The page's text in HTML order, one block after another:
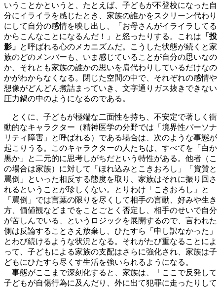
いうことかというと、たとえば、子どもが不登校になった自
分にイライラを感じたとき、家族の誰かをスクリーン代わり
にして自分の感情を映し出し、「お母さんがイライラしてる
からこんなことになるんだ！」と怒ったりする。これは 「投
影」 と呼ばれる心のメカニズムだ。こうした状態が続くと家
族のどのメンバーも、いま感じていることが自分の思いなの
か、それとも家族の誰かの思いを肩代わりしているだけなの
かがわからなくなる。閉じた空間の中で、それぞれの感情や
想像がどんどん煮詰まっていき、文字通りガス抜きできない
圧力鍋の中のようになるのである。
とくに、子どもが極端な二面性を持ち、不安定で著しく衝
動的なキャラクター（精神医学の分野では「境界性パーソナ
リティ障害」と呼ばれる）である場合は、次のような事態が
起こりうる。このキャラクターの人たちは、すべてを「白か
黒か」と二元的に思考しがちだという特性がある。他者（こ
の場合は家族）に対して「ほれ込みとこきおろし」「賞賛と
罵倒」といった相反する態度を取り、家族はそれに振り回さ
れるということが珍しくない。とりわけ「こきおろし」と
「罵倒」では言葉の限りを尽くして相手の言動、好みや生き
方、価値観などまでをことごとく否定し、相手のせいで自分
が苦しんでいる、というロジックを展開するので、言われた
側は反論することさえ放棄し、ひたすら「申し訳なかった」
とわび続けるような状況となる。それがたび重なることによ
って、子どもによる家族の支配はさらに強化され、家族は子
どもにひたすら尽くす生活を強いられるようになる。
事態がここまで深刻化すると、家族は、「ここで反発して
子どもが自傷行為に及んだり、外に出て犯罪に走ったりして